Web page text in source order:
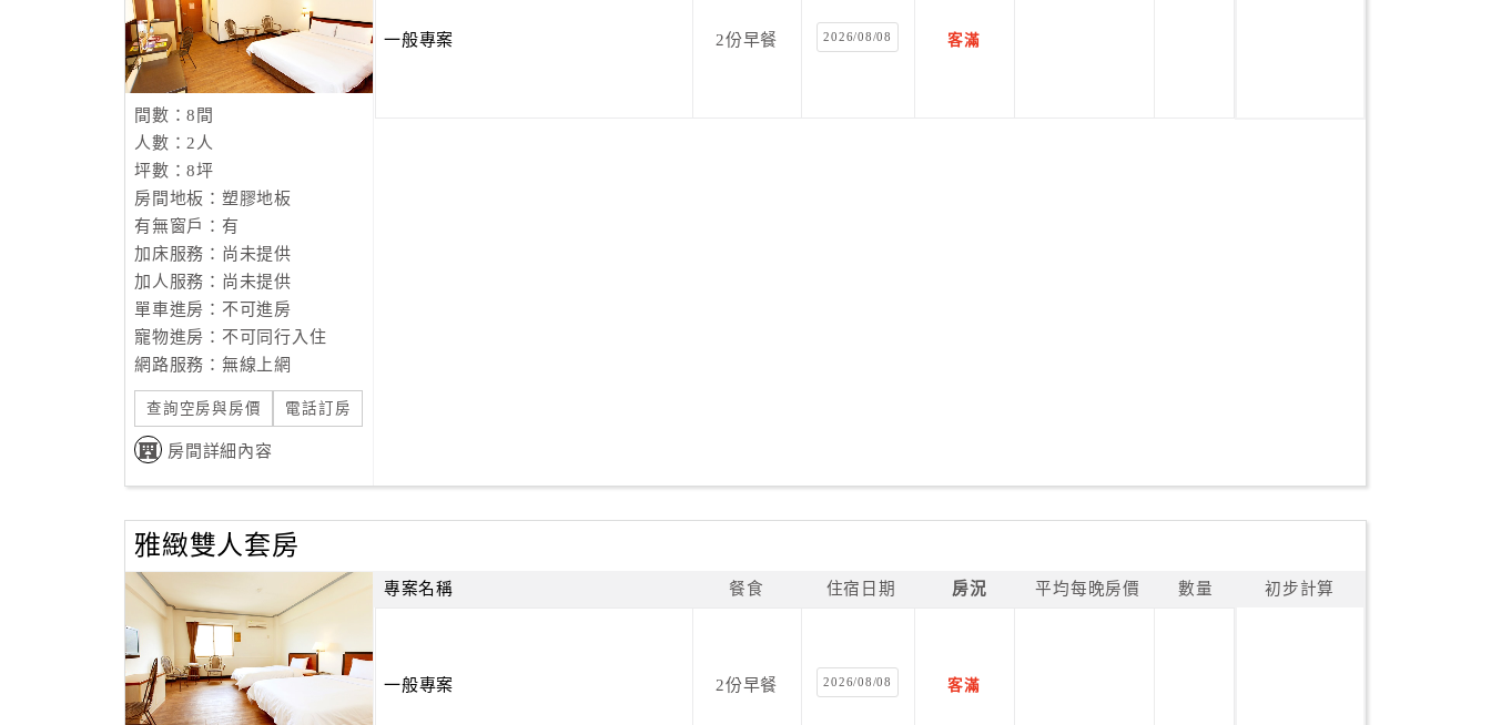
間數：8間
人數：2人
坪數：8坪
房間地板：塑膠地板
有無窗戶：有
加床服務：尚未提供
加人服務：尚未提供
單車進房：不可進房
寵物進房：不可同行入住
網路服務：無線上網
查詢空房與房價 電話訂房
房間詳細內容
一般專案 2份早餐 2026/08/08 客滿
雅緻雙人套房
專案名稱 餐食 住宿日期 房況 平均每晚房價 數量 初步計算
一般專案 2份早餐 2026/08/08 客滿